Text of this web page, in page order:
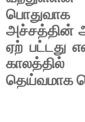
பொதுவாக
அச்சத்தின்
ஏற் பட்டது
தெய்வமாக